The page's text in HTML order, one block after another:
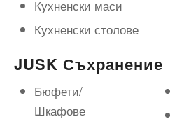
Кухненски маси
Кухненски столове
JUSK Съхранение
Бюфети/
Шкафове